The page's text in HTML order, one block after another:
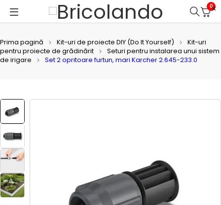
0
Prima pagină Kit-uri de proiecte DIY (Do It Yourself)
Kit-uri
pentru proiecte de grădinărit
Seturi pentru instalarea unui sistem
de irigare
Set 2 opritoare furtun, mari Karcher 2.645-233.0